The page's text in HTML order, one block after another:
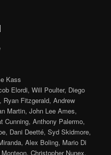
Kass
Elordi, Will Poulter, Diego
Fitzgerald, Andrew
Martin, John Lee Ames,
Cunning, Anthony Palermo,
Dani Deetté, Syd Skidmore,
Alex Boling, Mario Di
Christopher Nunex,